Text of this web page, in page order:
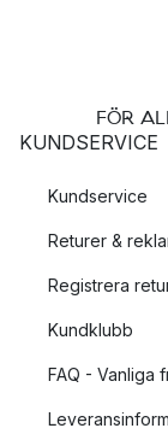
FÖR
KUNDSERVICE
Kundservice
Returer &
Registrera
Kundklubb
FAQ - Vanliga